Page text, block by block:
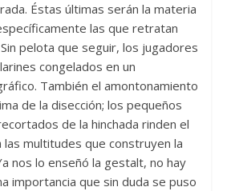
Éstas últimas serán la materia
las que retratan
pelota que seguir, los jugadores
congelados en un
También el amontonamiento
de la disección; los pequeños
de la hinchada rinden el
multitudes que construyen la
nos lo enseñó la gestalt, no hay
importancia que sin duda se puso